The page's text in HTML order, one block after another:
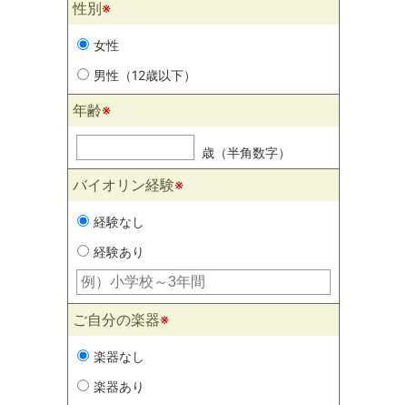
性別※
女性
男性（12歳以下）
年齢※
歳（半角数字）
バイオリン経験※
経験なし
経験あり
ご自分の楽器※
楽器なし
楽器あり